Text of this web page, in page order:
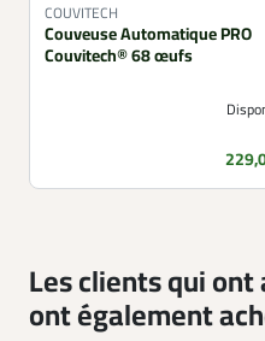
COUVITECH
Couveuse Automatique PRO
Couvitech® 68 œufs
Prix
Les clients qui
ont également